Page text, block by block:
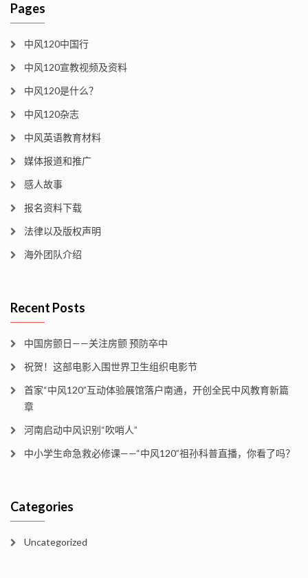
Pages
中风120中国行
中风120宣教视频及资料
中风120是什么？
中风120杂志
中风英语教育材料
媒体报道和推广
感人故事
报名资料下载
法律以及版权声明
海外团队介绍
Recent Posts
中国房颤日——关注房颤 预防卒中
祝贺！这部电影入围世界卫生组织电影节
首家“中风120”互动体验展馆落户南通，开创全民中风教育新篇
章
河南启动中风识别“吹哨人”
中小学生命急救必修课——“中风120”祖孙科普直播，你看了吗？
Categories
Uncategorized